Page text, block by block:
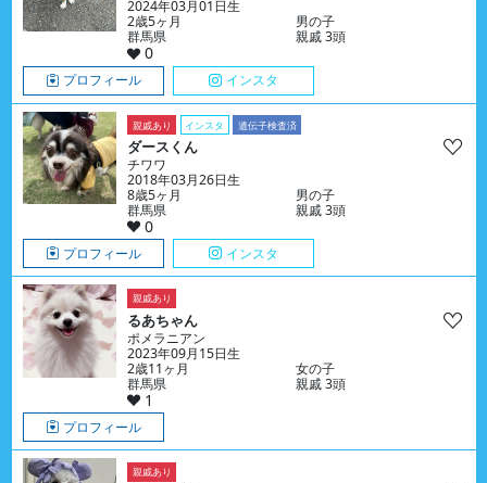
2024年03月01日生
2歳5ヶ月
男の子
群馬県
親戚 3頭
0
プロフィール インスタ
親戚あり インスタ 遺伝子検査済
ダースくん
チワワ
2018年03月26日生
8歳5ヶ月
男の子
群馬県
親戚 3頭
0
プロフィール インスタ
親戚あり
るあちゃん
ポメラニアン
2023年09月15日生
2歳11ヶ月
女の子
群馬県
親戚 3頭
1
プロフィール
親戚あり